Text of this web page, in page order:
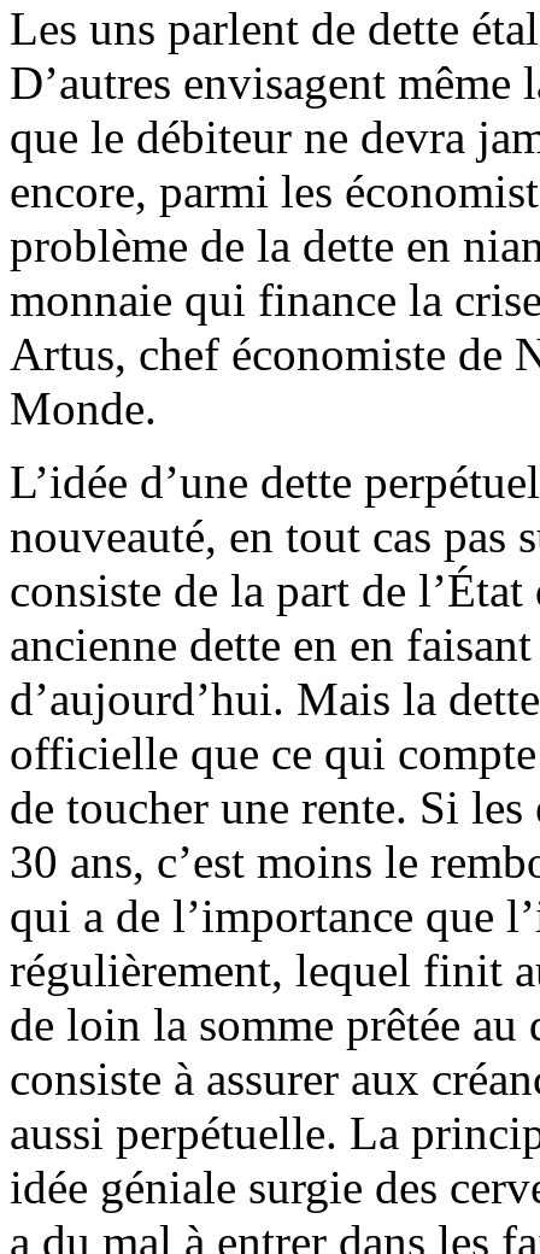
Les uns parlent de dette
D’autres envisagent même
que le débiteur ne devra
encore, parmi les
problème de la dette en
monnaie qui finance la
Artus, chef économiste de
Monde.
L’idée d’une dette
nouveauté, en tout cas pas
consiste de la part de
ancienne dette en en
d’aujourd’hui. Mais la
officielle que ce qui
de toucher une rente. Si
30 ans, c’est moins le
qui a de l’importance que
régulièrement, lequel finit
de loin la somme prêtée
consiste à assurer aux
aussi perpétuelle. La
idée géniale surgie des
a du mal à entrer dans les